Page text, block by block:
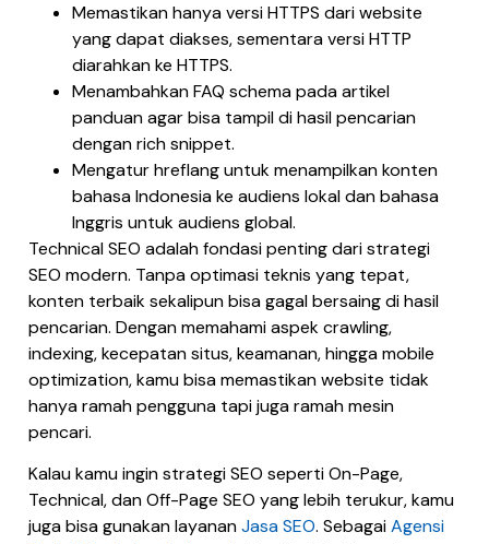
Memastikan hanya versi HTTPS dari website
yang dapat diakses, sementara versi HTTP
diarahkan ke HTTPS.
Menambahkan FAQ schema pada artikel
panduan agar bisa tampil di hasil pencarian
dengan rich snippet.
Mengatur hreflang untuk menampilkan konten
bahasa Indonesia ke audiens lokal dan bahasa
Inggris untuk audiens global.
Technical SEO adalah fondasi penting dari strategi
SEO modern. Tanpa optimasi teknis yang tepat,
konten terbaik sekalipun bisa gagal bersaing di hasil
pencarian. Dengan memahami aspek crawling,
indexing, kecepatan situs, keamanan, hingga mobile
optimization, kamu bisa memastikan website tidak
hanya ramah pengguna tapi juga ramah mesin
pencari.
Kalau kamu ingin strategi SEO seperti On-Page,
Technical, dan Off-Page SEO yang lebih terukur, kamu
juga bisa gunakan layananJasa SEO. SebagaiAgensi